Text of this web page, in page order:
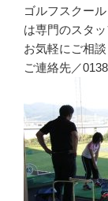
ゴルフスクー
は専門のスタ
お気軽にご相談
ご連絡先／